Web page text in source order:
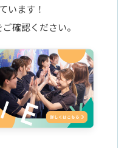
います！
確認ください。